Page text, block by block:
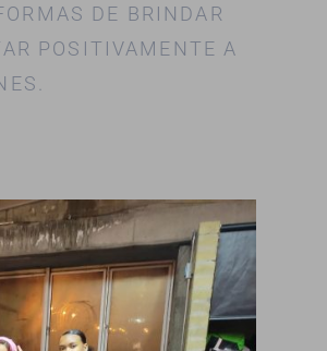
DE BRINDAR
POSITIVAMENTE A